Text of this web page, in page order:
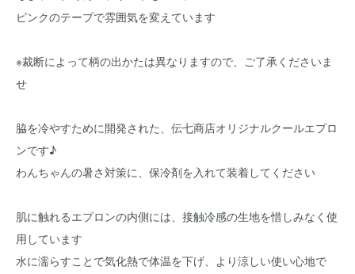
ピンクのテープで雰囲気を変えています
※裁断によって柄の出かたは異なりますので、ご了承くださいま
せ
脇を冷やすために開発された、伝七商店オリジナルクールエプロ
ンです♪
わんちゃんの暑さ対策に、保冷剤を入れて装着してください
肌に触れるエプロンの内側には、接触冷感の生地を惜しみなく使
用しています
水に濡らすことで気化熱で体温を下げ、より涼しい使い心地で